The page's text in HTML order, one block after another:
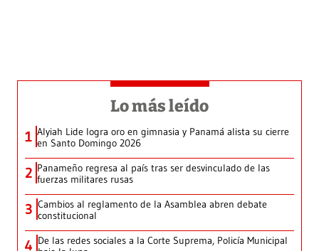
Lo más leído
1 Alyiah Lide logra oro en gimnasia y Panamá alista su cierre
en Santo Domingo 2026
2 Panameño regresa al país tras ser desvinculado de las
fuerzas militares rusas
3 Cambios al reglamento de la Asamblea abren debate
constitucional
4 De las redes sociales a la Corte Suprema, Policía Municipal